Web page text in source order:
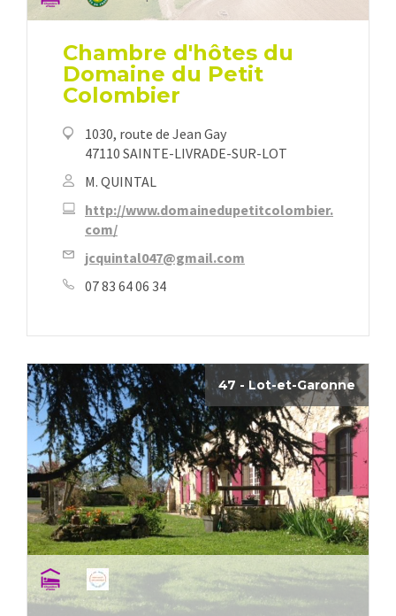
Chambre d'hôtes du
Domaine du Petit
Colombier
1030, route de Jean Gay
47110 SAINTE-LIVRADE-SUR-LOT
M. QUINTAL
http://www.domainedupetitcolombier.
com/
jcquintal047@gmail.com
07 83 64 06 34
47 - Lot-et-Garonne